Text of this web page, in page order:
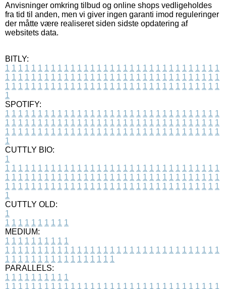
Anvisninger omkring tilbud og online shops vedligeholdes
fra tid til anden, men vi giver ingen garanti imod reguleringer
der måtte være realiseret siden sidste opdatering af
websitets data.
BITLY:
1 1 1 1 1 1 1 1 1 1 1 1 1 1 1 1 1 1 1 1 1 1 1 1 1 1 1 1 1 1 1 1 1
1 1 1 1 1 1 1 1 1 1 1 1 1 1 1 1 1 1 1 1 1 1 1 1 1 1 1 1 1 1 1 1 1
1 1 1 1 1 1 1 1 1 1 1 1 1 1 1 1 1 1 1 1 1 1 1 1 1 1 1 1 1 1 1 1 1
1
SPOTIFY:
1 1 1 1 1 1 1 1 1 1 1 1 1 1 1 1 1 1 1 1 1 1 1 1 1 1 1 1 1 1 1 1 1
1 1 1 1 1 1 1 1 1 1 1 1 1 1 1 1 1 1 1 1 1 1 1 1 1 1 1 1 1 1 1 1 1
1 1 1 1 1 1 1 1 1 1 1 1 1 1 1 1 1 1 1 1 1 1 1 1 1 1 1 1 1 1 1 1 1
1
CUTTLY BIO:
1
1 1 1 1 1 1 1 1 1 1 1 1 1 1 1 1 1 1 1 1 1 1 1 1 1 1 1 1 1 1 1 1 1
1 1 1 1 1 1 1 1 1 1 1 1 1 1 1 1 1 1 1 1 1 1 1 1 1 1 1 1 1 1 1 1 1
1 1 1 1 1 1 1 1 1 1 1 1 1 1 1 1 1 1 1 1 1 1 1 1 1 1 1 1 1 1 1 1 1
1
CUTTLY OLD:
1
1 1 1 1 1 1 1 1 1 1
MEDIUM:
1 1 1 1 1 1 1 1 1 1
1 1 1 1 1 1 1 1 1 1 1 1 1 1 1 1 1 1 1 1 1 1 1 1 1 1 1 1 1 1 1 1 1
1 1 1 1 1 1 1 1 1 1 1 1 1 1 1 1 1
PARALLELS:
1 1 1 1 1 1 1 1 1 1
1 1 1 1 1 1 1 1 1 1 1 1 1 1 1 1 1 1 1 1 1 1 1 1 1 1 1 1 1 1 1 1 1